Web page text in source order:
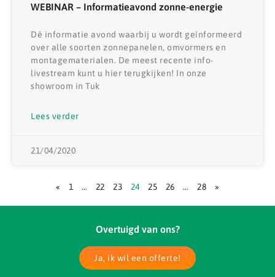
WEBINAR – Informatieavond zonne-energie
Dé informatie avond waarbij u wordt geïnformeerd
over alle soorten zonnepanelen, omvormers en
montagematerialen. De meest recente info-
livestream kunt u hier terugkijken! In onze
showroom in Tuk
Lees verder
21/04/2020
« 1 … 22 23 24 25 26 … 28 »
Overtuigd van ons?
Ja, ik wil een offerte!